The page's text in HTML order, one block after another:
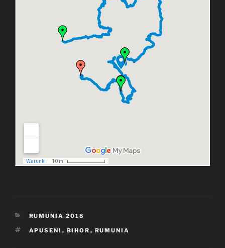
KATEGORIE
RUMUNIA 2018
TAGI
APUSENI , BIHOR , RUMUNIA